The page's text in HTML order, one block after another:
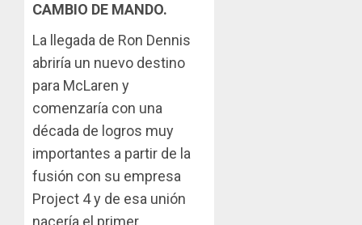
CAMBIO DE MANDO.
La llegada de Ron Dennis
abriría un nuevo destino
para McLaren y
comenzaría con una
década de logros muy
importantes a partir de la
fusión con su empresa
Project 4 y de esa unión
nacería el primer